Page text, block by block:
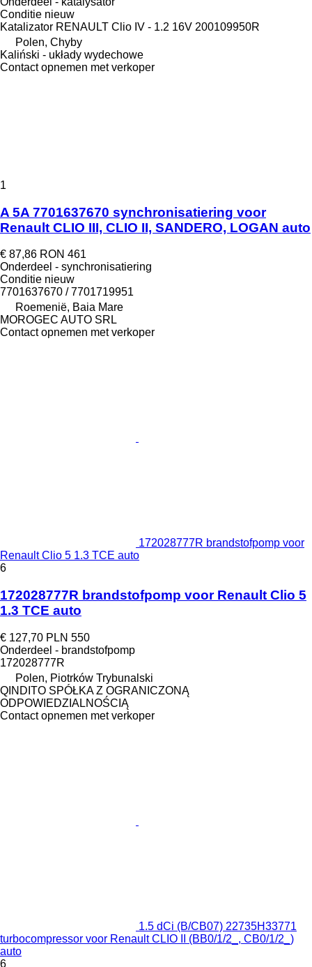
Conditie nieuw
Katalizator RENAULT Clio IV - 1.2 16V 200109950R
Polen, Chyby
Kaliński - układy wydechowe
Contact opnemen met verkoper
1
A 5A 7701637670 synchronisatiering voor
Renault CLIO III, CLIO II, SANDERO, LOGAN auto
€ 87,86 RON 461
Onderdeel - synchronisatiering
Conditie nieuw
7701637670 / 7701719951
Roemenië, Baia Mare
MOROGEC AUTO SRL
Contact opnemen met verkoper
172028777R brandstofpomp voor
Renault Clio 5 1.3 TCE auto
6
172028777R brandstofpomp voor Renault Clio 5
1.3 TCE auto
€ 127,70 PLN 550
Onderdeel - brandstofpomp
172028777R
Polen, Piotrków Trybunalski
QINDITO SPÓŁKA Z OGRANICZONĄ
ODPOWIEDZIALNOŚCIĄ
Contact opnemen met verkoper
1.5 dCi (B/CB07) 22735H33771
turbocompressor voor Renault CLIO II (BB0/1/2_, CB0/1/2_)
auto
6